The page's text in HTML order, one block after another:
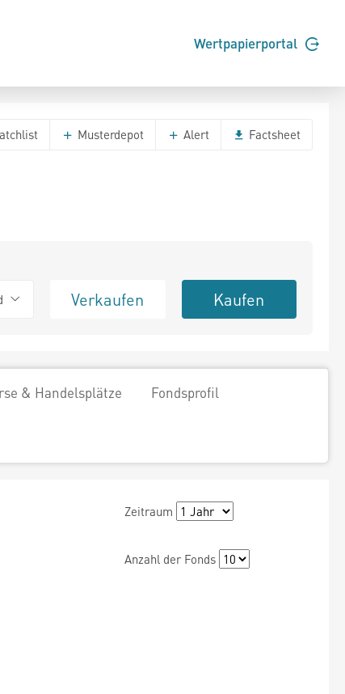
Wertpapierportal
Musterdepot Alert Factsheet
Verkaufen Kaufen
& Handelsplätze Fondsprofil
Zeitraum
Anzahl der Fonds